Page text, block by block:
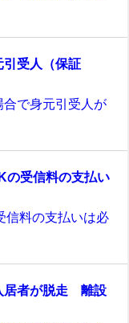
引受人（保証
で身元引受人が
の受信料の支払い
信料の支払いは必
居者が脱走 離設